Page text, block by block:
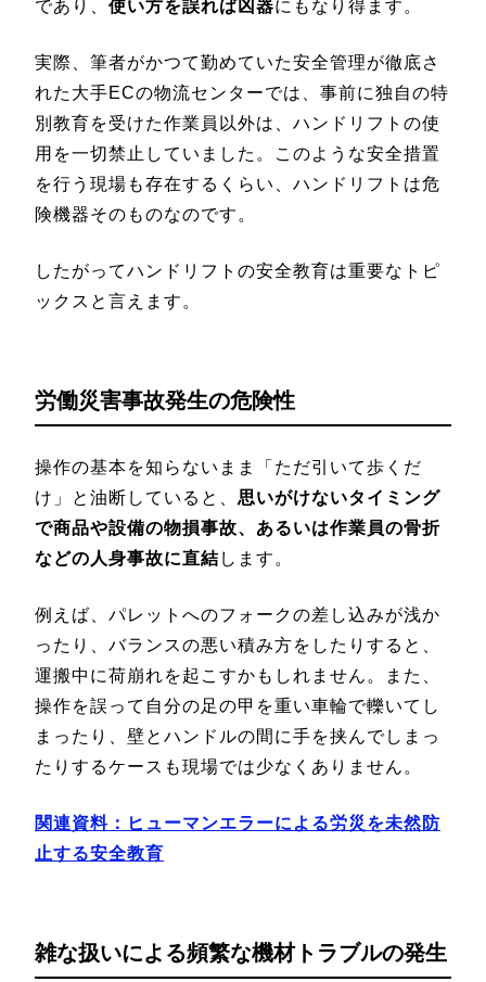
であり、 使い方を誤れば凶器にもなり得ます。
実際、筆者がかつて勤めていた安全管理が徹底さ
れた大手ECの物流センターでは、事前に独自の特
別教育を受けた作業員以外は、ハンドリフトの使
用を一切禁止していました。このような安全措置
を行う現場も存在するくらい、ハンドリフトは危
険機器そのものなのです。
したがってハンドリフトの安全教育は重要なトピ
ックスと言えます。
労働災害事故発生の危険性
操作の基本を知らないまま「ただ引いて歩くだ
け」と油断していると、 思いがけないタイミング
で商品や設備の物損事故、あるいは作業員の骨折
などの人身事故に直結 します。
例えば、パレットへのフォークの差し込みが浅か
ったり、バランスの悪い積み方をしたりすると、
運搬中に荷崩れを起こすかもしれません。また、
操作を誤って自分の足の甲を重い車輪で轢いてし
まったり、壁とハンドルの間に手を挟んでしまっ
たりするケースも現場では少なくありません。
関連資料：ヒューマンエラーによる労災を未然防
止する安全教育
雑な扱いによる頻繁な機材トラブルの発生